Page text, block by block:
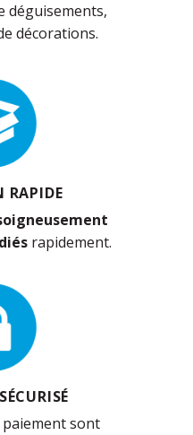
déguisements,
décorations.
RAPIDE
rapidement.
paiement sont